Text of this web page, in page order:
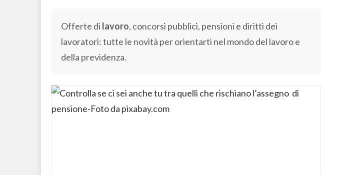
Offerte di lavoro, concorsi pubblici, pensioni e diritti dei
lavoratori: tutte le novità per orientarti nel mondo del lavoro e
della previdenza.